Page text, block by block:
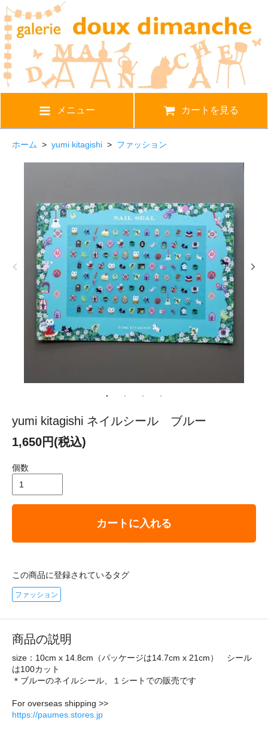
メニュー カートを見る
ホーム > yumi kitagishi > ファッション
yumi kitagishi ネイルシール ブルー
1,650円(税込)
個数
カートに入れる
この商品に登録されているタグ
ファッション
商品の説明
size：10cm x 14.8cm（パッケージは14.7cm x 21cm） シール
は100カット
＊ブルーのネイルシール、１シートでの販売です
For overseas shipping >>
https://paumes.stores.jp